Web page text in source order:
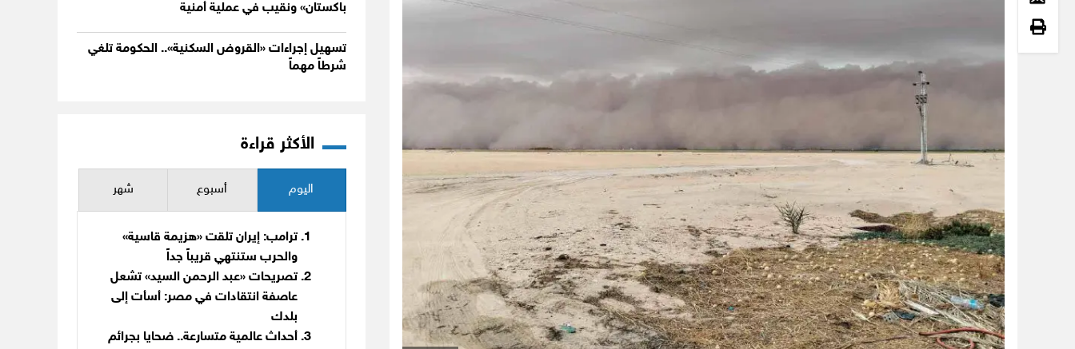
باكستان» ونقيب في عملية أمنية
تسهيل إجراءات «القروض السكنية».. الحكومة تلغي
شرطاً مهماً
الأكثر قراءة
اليوم أسبوع شهر
ترامب: إيران تلقت «هزيمة قاسية»
والحرب ستنتهي قريباً جداً
تصريحات «عبد الرحمن السيد» تشعل
عاصفة انتقادات في مصر: أسأت إلى
بلدك
أحداث عالمية متسارعة.. ضحايا بجرائم